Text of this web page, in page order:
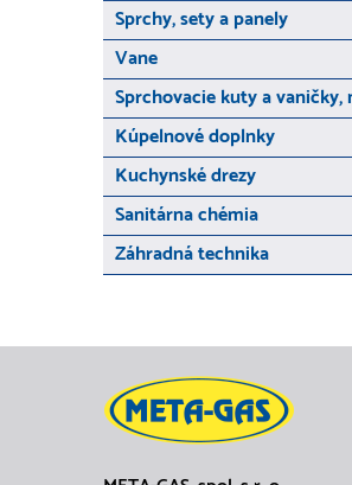
Sprchy, sety a panely
Vane
Sprchovacie kuty a vaničky,
Kúpelnové doplnky
Kuchynské drezy
Sanitárna chémia
Záhradná technika